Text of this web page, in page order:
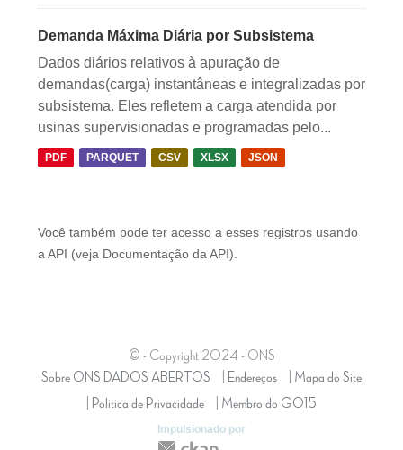
Demanda Máxima Diária por Subsistema
Dados diários relativos à apuração de
demandas(carga) instantâneas e integralizadas por
subsistema. Eles refletem a carga atendida por
usinas supervisionadas e programadas pelo...
PDF PARQUET CSV XLSX JSON
Você também pode ter acesso a esses registros usando
a API (veja Documentação da API).
© - Copyright 2024 - ONS
Sobre ONS DADOS ABERTOS
Endereços
Mapa do Site
Politica de Privacidade
Membro do GO15
Impulsionado por